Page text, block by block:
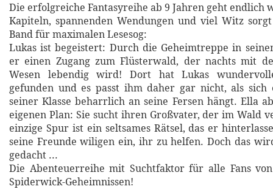
Die erfolgreiche Fantasyreihe ab 9 Jahren geht endlich
Kapiteln, spannenden Wendungen und viel Witz
Band für maximalen Lesesog:
Lukas ist begeistert: Durch die Geheimtreppe in
er einen Zugang zum Flüsterwald, der nachts mit
Wesen lebendig wird! Dort hat Lukas
gefunden und es passt ihm daher gar nicht, als sich
seiner Klasse beharrlich an seine Fersen hängt. Ella
eigenen Plan: Sie sucht ihren Großvater, der im Wald
einzige Spur ist ein seltsames Rätsel, das er
seine Freunde wiligen ein, ihr zu helfen. Doch das
gedacht ...
Die Abenteuerreihe mit Suchtfaktor für alle Fans
Spiderwick-Geheimnissen!